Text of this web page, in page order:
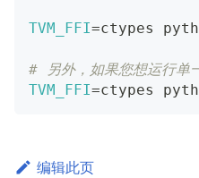
TVM_FFI=ctypes
# 另外，如果您想运行
TVM_FFI=ctypes
编辑此页